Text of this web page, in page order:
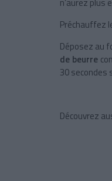
n’aurez plus
Préchauffez
Déposez au
de beurre
30 secondes
Découvrez